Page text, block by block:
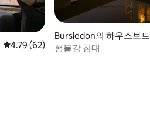
평점 4.79점(5점 만점), 후기 62개
4.79 (62)
Bursledon의 하우스보트
햄블강 침대